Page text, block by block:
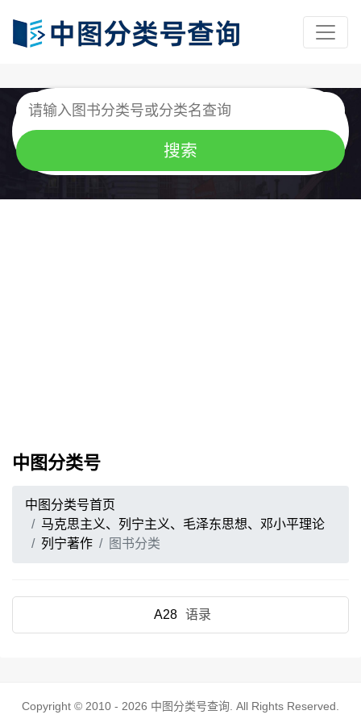
中图分类号
中图分类号首页
马克思主义、列宁主义、毛泽东思想、邓小平理论
列宁著作
图书分类
A28 语录
Copyright © 2010 - 2026 中图分类号查询 . All Rights Reserved.